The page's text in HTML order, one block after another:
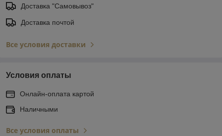
Доставка "Самовывоз"
Доставка почтой
Все условия доставки
Условия оплаты
Онлайн-оплата картой
Наличными
Все условия оплаты